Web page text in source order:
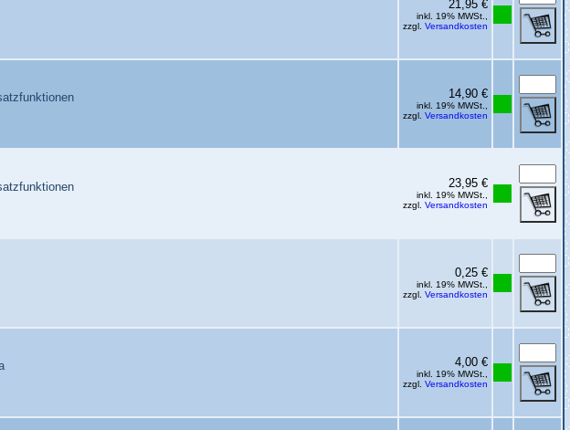
21,95 €
inkl. 19% MWSt.,
zzgl. Versandkosten
14,90 €
inkl. 19% MWSt.,
zzgl. Versandkosten
23,95 €
inkl. 19% MWSt.,
zzgl. Versandkosten
0,25 €
inkl. 19% MWSt.,
zzgl. Versandkosten
4,00 €
inkl. 19% MWSt.,
zzgl. Versandkosten